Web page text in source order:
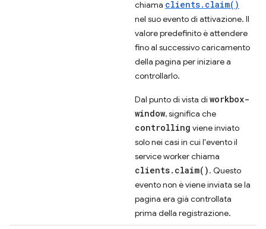
chiama clients.claim()
nel suo evento di attivazione. Il
valore predefinito è attendere
fino al successivo caricamento
della pagina per iniziare a
controllarlo.
Dal punto di vista di workbox-
window, significa che
controlling viene inviato
solo nei casi in cui l'evento il
service worker chiama
clients.claim(). Questo
evento non è viene inviata se la
pagina era già controllata
prima della registrazione.